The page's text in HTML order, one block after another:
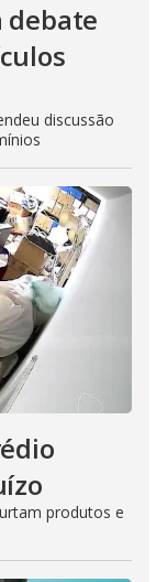
debate
discussão
produtos e